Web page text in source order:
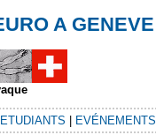
A GENEVE
ETUDIANTS | EVÉNEMENTS